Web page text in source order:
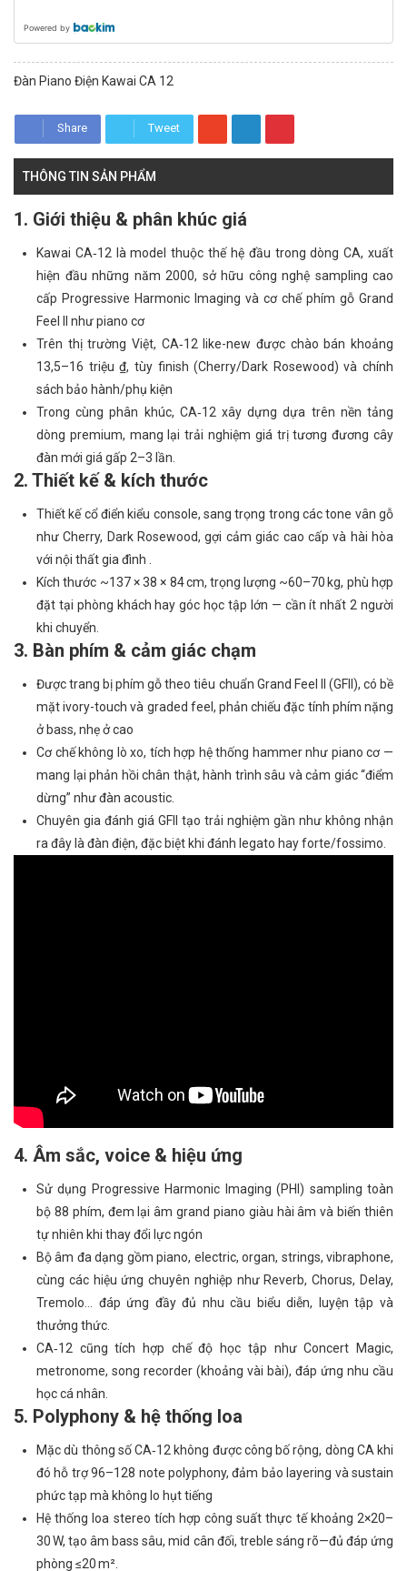
Powered by
Đàn Piano Điện Kawai CA 12
Share Tweet
THÔNG TIN SẢN PHẨM
1. Giới thiệu & phân khúc giá
Kawai CA‑12 là model thuộc thế hệ đầu trong dòng CA, xuất
hiện đầu những năm 2000, sở hữu công nghệ sampling cao
cấp Progressive Harmonic Imaging và cơ chế phím gỗ Grand
Feel II như piano cơ
Trên thị trường Việt, CA‑12 like-new được chào bán khoảng
13,5–16 triệu ₫, tùy finish (Cherry/Dark Rosewood) và chính
sách bảo hành/phụ kiện
Trong cùng phân khúc, CA‑12 xây dựng dựa trên nền tảng
dòng premium, mang lại trải nghiệm giá trị tương đương cây
đàn mới giá gấp 2–3 lần.
2. Thiết kế & kích thước
Thiết kế cổ điển kiểu console, sang trọng trong các tone vân gỗ
như Cherry, Dark Rosewood, gợi cảm giác cao cấp và hài hòa
với nội thất gia đình .
Kích thước ~137 × 38 × 84 cm, trọng lượng ~60–70 kg, phù hợp
đặt tại phòng khách hay góc học tập lớn — cần ít nhất 2 người
khi chuyển.
3. Bàn phím & cảm giác chạm
Được trang bị phím gỗ theo tiêu chuẩn Grand Feel II (GFII), có bề
mặt ivory-touch và graded feel, phản chiếu đặc tính phím nặng
ở bass, nhẹ ở cao
Cơ chế không lò xo, tích hợp hệ thống hammer như piano cơ —
mang lại phản hồi chân thật, hành trình sâu và cảm giác “điểm
dừng” như đàn acoustic.
Chuyên gia đánh giá GFII tạo trải nghiệm gần như không nhận
ra đây là đàn điện, đặc biệt khi đánh legato hay forte/fossimo.
4. Âm sắc, voice & hiệu ứng
Sử dụng Progressive Harmonic Imaging (PHI) sampling toàn
bộ 88 phím, đem lại âm grand piano giàu hài âm và biến thiên
tự nhiên khi thay đổi lực ngón
Bộ âm đa dạng gồm piano, electric, organ, strings, vibraphone,
cùng các hiệu ứng chuyên nghiệp như Reverb, Chorus, Delay,
Tremolo… đáp ứng đầy đủ nhu cầu biểu diễn, luyện tập và
thưởng thức.
CA‑12 cũng tích hợp chế độ học tập như Concert Magic,
metronome, song recorder (khoảng vài bài), đáp ứng nhu cầu
học cá nhân.
5. Polyphony & hệ thống loa
Mặc dù thông số CA‑12 không được công bố rộng, dòng CA khi
đó hỗ trợ 96–128 note polyphony, đảm bảo layering và sustain
phức tạp mà không lo hụt tiếng
Hệ thống loa stereo tích hợp công suất thực tế khoảng 2×20–
30 W, tạo âm bass sâu, mid cân đối, treble sáng rõ—đủ đáp ứng
phòng ≤20 m².